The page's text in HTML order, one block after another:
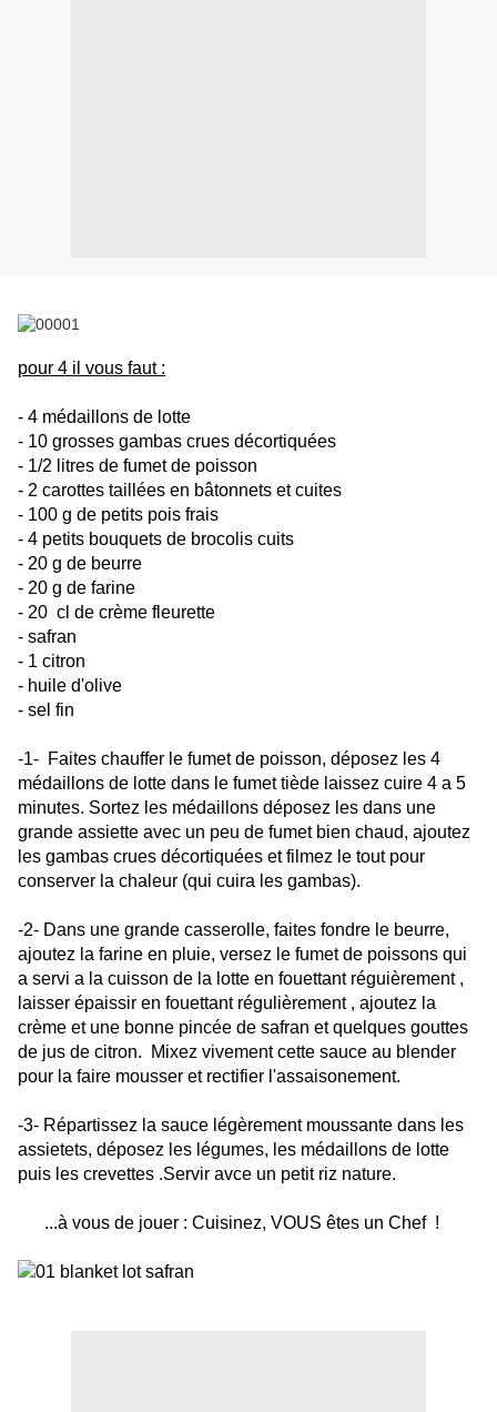
pour 4 il vous faut :
- 4 médaillons de lotte
- 10 grosses gambas crues décortiquées
- 1/2 litres de fumet de poisson
- 2 carottes taillées en bâtonnets et cuites
- 100 g de petits pois frais
- 4 petits bouquets de brocolis cuits
- 20 g de beurre
- 20 g de farine
- 20 cl de crème fleurette
- safran
- 1 citron
- huile d'olive
- sel fin
-1- Faites chauffer le fumet de poisson, déposez les 4
médaillons de lotte dans le fumet tiède laissez cuire 4 a 5
minutes. Sortez les médaillons déposez les dans une
grande assiette avec un peu de fumet bien chaud, ajoutez
les gambas crues décortiquées et filmez le tout pour
conserver la chaleur (qui cuira les gambas).
-2- Dans une grande casserolle, faites fondre le beurre,
ajoutez la farine en pluie, versez le fumet de poissons qui
a servi a la cuisson de la lotte en fouettant réguièrement ,
laisser épaissir en fouettant régulièrement , ajoutez la
crème et une bonne pincée de safran et quelques gouttes
de jus de citron. Mixez vivement cette sauce au blender
pour la faire mousser et rectifier l'assaisonement.
-3- Répartissez la sauce légèrement moussante dans les
assietets, déposez les légumes, les médaillons de lotte
puis les crevettes .Servir avce un petit riz nature.
...à vous de jouer : Cuisinez, VOUS êtes un Chef !